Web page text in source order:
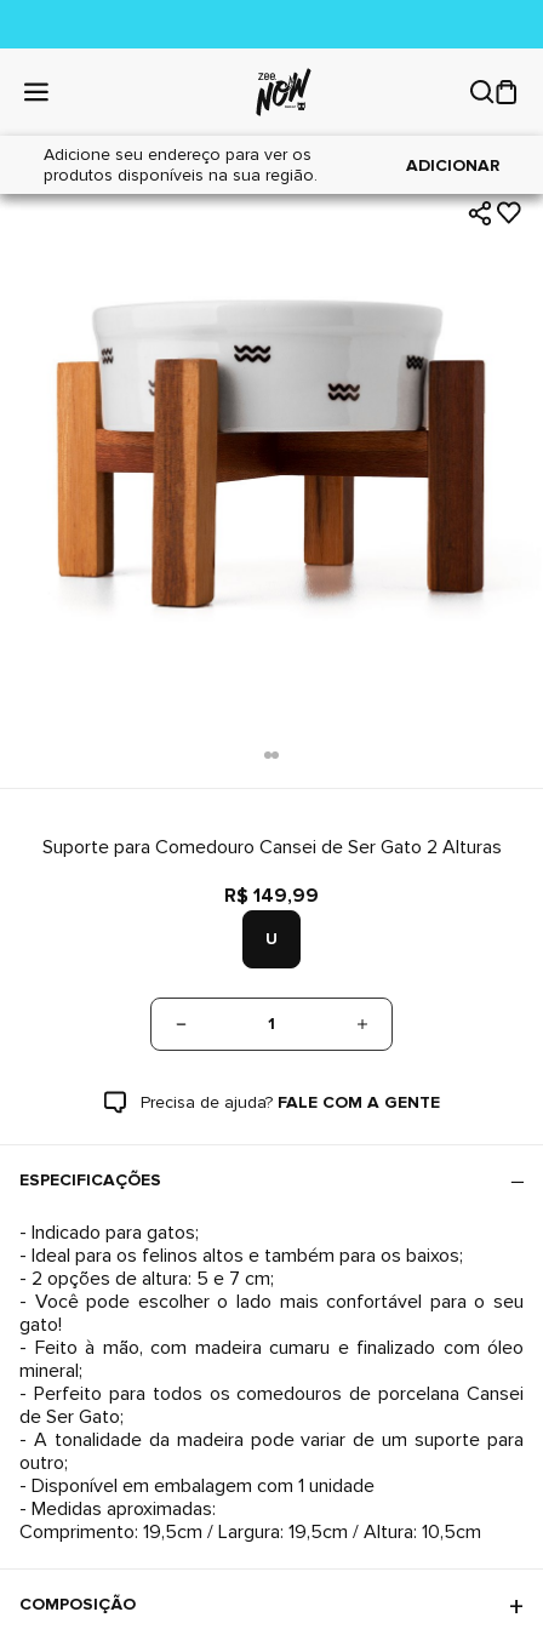
Adicione seu endereço para ver os
produtos disponíveis na sua região.
ADICIONAR
Home|Gatos|Acessórios
Suporte para Comedouro Cansei de Ser Gato 2 Alturas
R$ 149,99
U
1
Precisa de ajuda? FALE COM A GENTE
ESPECIFICAÇÕES
- Indicado para gatos;
- Ideal para os felinos altos e também para os baixos;
- 2 opções de altura: 5 e 7 cm;
- Você pode escolher o lado mais confortável para o seu
gato!
- Feito à mão, com madeira cumaru e finalizado com óleo
mineral;
- Perfeito para todos os comedouros de porcelana Cansei
de Ser Gato;
- A tonalidade da madeira pode variar de um suporte para
outro;
- Disponível em embalagem com 1 unidade
- Medidas aproximadas:
Comprimento: 19,5cm / Largura: 19,5cm / Altura: 10,5cm
COMPOSIÇÃO